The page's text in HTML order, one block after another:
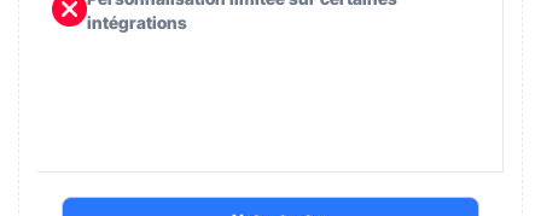
intégrations